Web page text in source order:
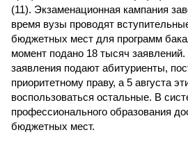
(11). Экзаменационная кампания
время вузы проводят
бюджетных мест для программ
момент подано 18 тысяч
заявления подают абитуриенты,
приоритетному праву, а 5 августа
воспользоваться остальные. В
профессионального образования
бюджетных мест.